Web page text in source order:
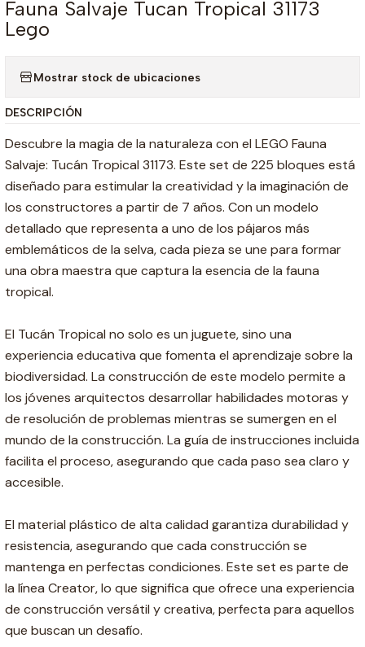
Fauna Salvaje Tucan Tropical 31173
Lego
Mostrar stock de ubicaciones
DESCRIPCIÓN
Descubre la magia de la naturaleza con el LEGO Fauna
Salvaje: Tucán Tropical 31173. Este set de 225 bloques está
diseñado para estimular la creatividad y la imaginación de
los constructores a partir de 7 años. Con un modelo
detallado que representa a uno de los pájaros más
emblemáticos de la selva, cada pieza se une para formar
una obra maestra que captura la esencia de la fauna
tropical.
El Tucán Tropical no solo es un juguete, sino una
experiencia educativa que fomenta el aprendizaje sobre la
biodiversidad. La construcción de este modelo permite a
los jóvenes arquitectos desarrollar habilidades motoras y
de resolución de problemas mientras se sumergen en el
mundo de la construcción. La guía de instrucciones incluida
facilita el proceso, asegurando que cada paso sea claro y
accesible.
El material plástico de alta calidad garantiza durabilidad y
resistencia, asegurando que cada construcción se
mantenga en perfectas condiciones. Este set es parte de
la línea Creator, lo que significa que ofrece una experiencia
de construcción versátil y creativa, perfecta para aquellos
que buscan un desafío.